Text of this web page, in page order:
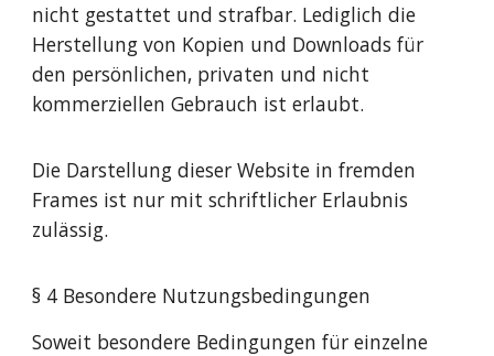
nicht gestattet und strafbar. Lediglich die
Herstellung von Kopien und Downloads für
den persönlichen, privaten und nicht
kommerziellen Gebrauch ist erlaubt.
Die Darstellung dieser Website in fremden
Frames ist nur mit schriftlicher Erlaubnis
zulässig.
§ 4 Besondere Nutzungsbedingungen
Soweit besondere Bedingungen für einzelne